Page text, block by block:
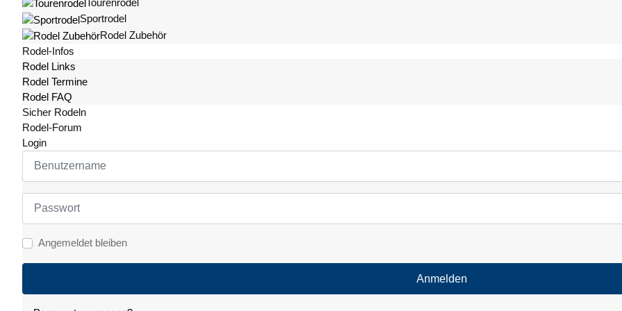
Tourenrodel
Sportrodel
Rodel Zubehör
Rodel-Infos
Rodel Links
Rodel Termine
Rodel FAQ
Sicher Rodeln
Rodel-Forum
Login
Angemeldet bleiben
Anmelden